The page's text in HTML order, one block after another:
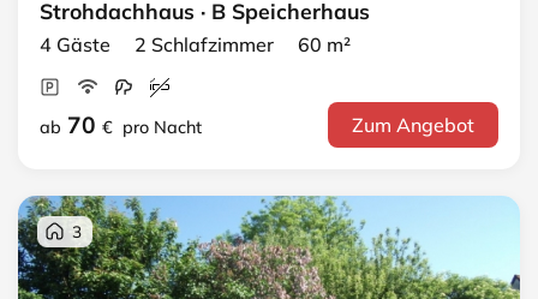
Strohdachhaus · B Speicherhaus
4 Gäste 2 Schlafzimmer 60 m²
ab 70 € pro Nacht Zum Angebot
3